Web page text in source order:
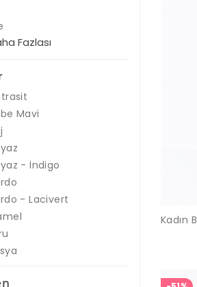
Fazlası
Mavi
- İndigo
- Lacivert